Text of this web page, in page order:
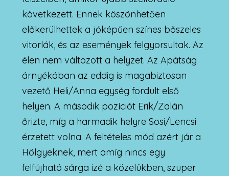
következett. Ennek köszönhetően
előkerülhettek a jóképűen színes bőszeles
vitorlák, és az események felgyorsultak. Az
élen nem változott a helyzet. Az Apátság
árnyékában az eddig is magabiztosan
vezető Heli/Anna egység fordult első
helyen. A második pozíciót Erik/Zalán
őrizte, míg a harmadik helyre Sosi/Lencsi
érzetett volna. A feltételes mód azért jár a
Hölgyeknek, mert amíg nincs egy
felfújható sárga izé a közelükben, szuper